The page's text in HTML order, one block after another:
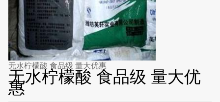
无水柠檬酸 食品级 量大优惠
无水柠檬酸 食品级 量大优
惠